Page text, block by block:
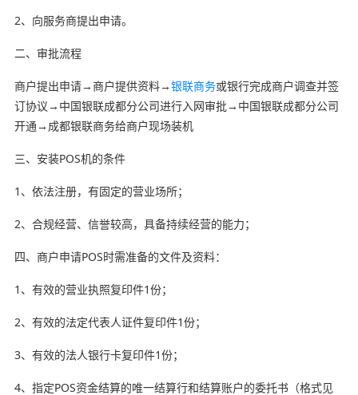
2、向服务商提出申请。
二、审批流程
商户提出申请→商户提供资料→银联商务或银行完成商户调查并签
订协议→中国银联成都分公司进行入网审批→中国银联成都分公司
开通→成都银联商务给商户现场装机
三、安装POS机的条件
1、依法注册，有固定的营业场所；
2、合规经营、信誉较高，具备持续经营的能力；
四、商户申请POS时需准备的文件及资料：
1、有效的营业执照复印件1份；
2、有效的法定代表人证件复印件1份；
3、有效的法人银行卡复印件1份；
4、指定POS资金结算的唯一结算行和结算账户的委托书（格式见